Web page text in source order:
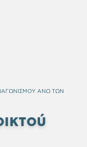
ΑΝΩ ΤΩΝ